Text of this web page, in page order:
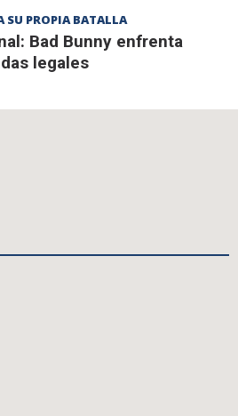
SU PROPIA BATALLA
Bad Bunny enfrenta
legales